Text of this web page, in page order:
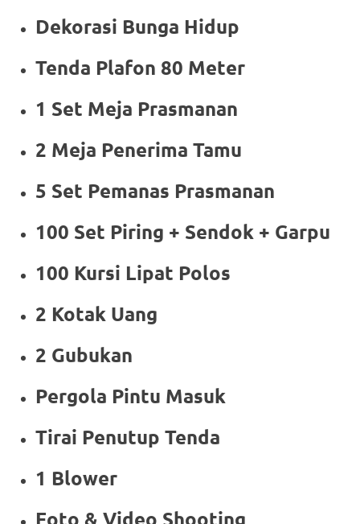
Dekorasi Bunga Hidup
Tenda Plafon 80 Meter
1 Set Meja Prasmanan
2 Meja Penerima Tamu
5 Set Pemanas Prasmanan
100 Set Piring + Sendok + Garpu
100 Kursi Lipat Polos
2 Kotak Uang
2 Gubukan
Pergola Pintu Masuk
Tirai Penutup Tenda
1 Blower
Foto & Video Shooting